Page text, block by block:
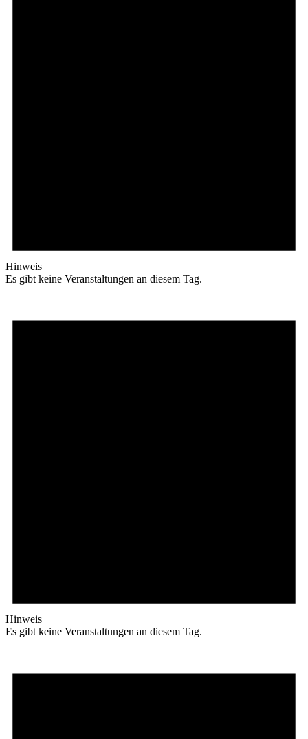
Hinweis
Es gibt keine Veranstaltungen an diesem Tag.
Hinweis
Es gibt keine Veranstaltungen an diesem Tag.